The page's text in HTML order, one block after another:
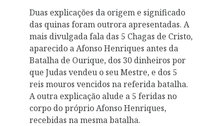
Duas explicações da origem e significado
das quinas foram outrora apresentadas. A
mais divulgada fala das 5 Chagas de Cristo,
aparecido a Afonso Henriques antes da
Batalha de Ourique, dos 30 dinheiros por
que Judas vendeu o seu Mestre, e dos 5
reis mouros vencidos na referida batalha.
A outra explicação alude a 5 feridas no
corpo do próprio Afonso Henriques,
recebidas na mesma batalha.